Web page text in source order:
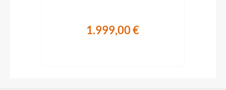
1.999,00 €